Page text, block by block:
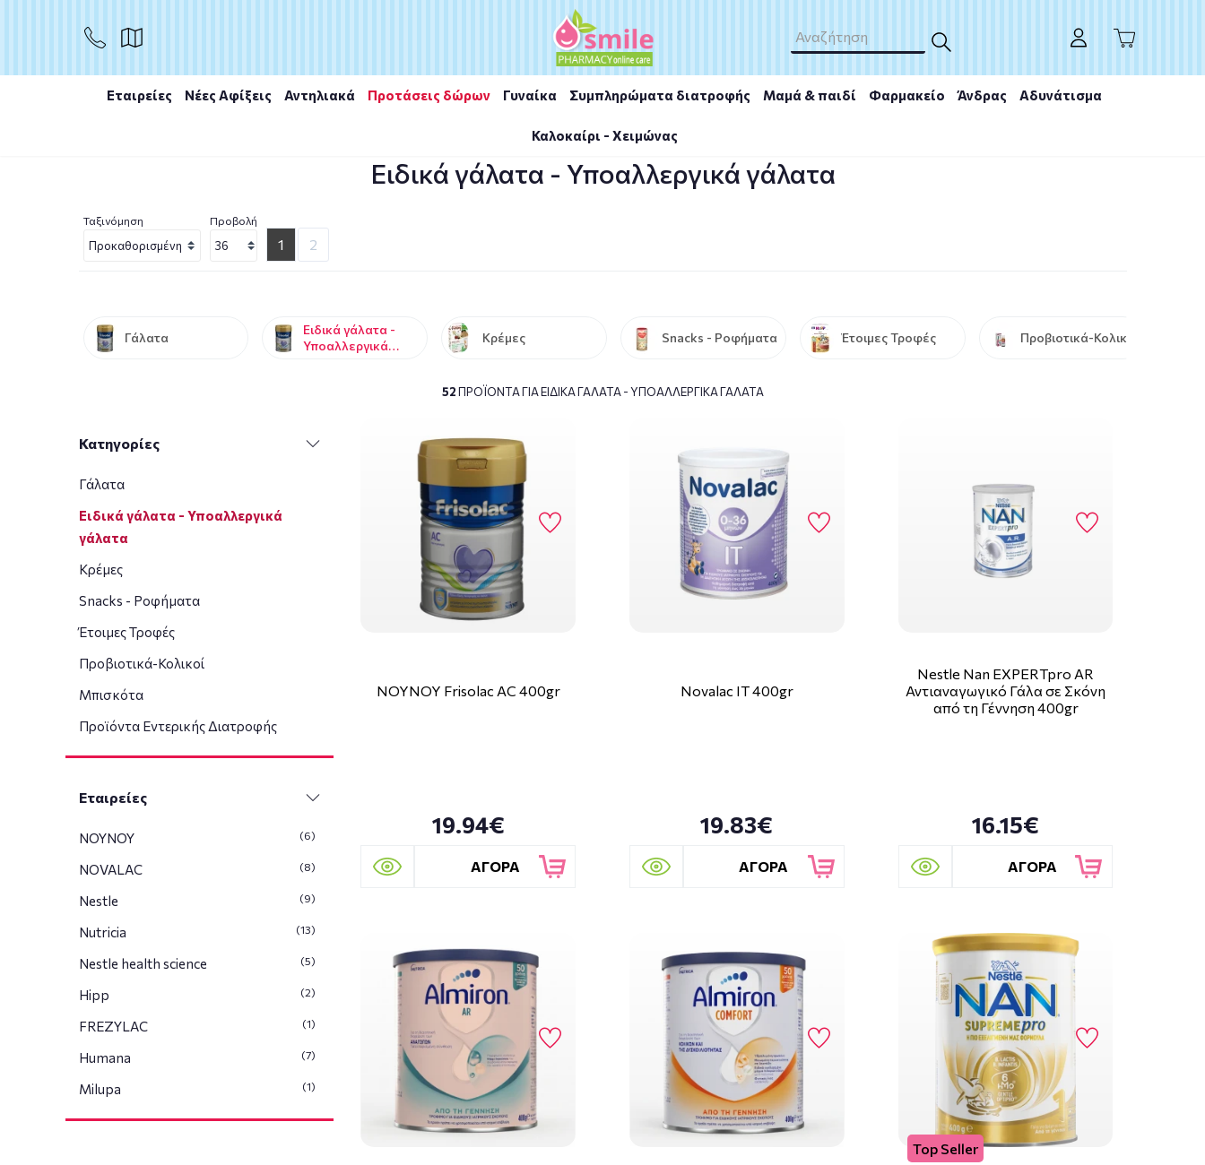
Εταιρείες Νέες Αφίξεις Αντηλιακά Προτάσεις δώρων Γυναίκα Συμπληρώματα διατροφής Μαμά & παιδί Φαρμακείο Άνδρας Αδυνάτισμα
Καλοκαίρι - Χειμώνας
Ειδικά γάλατα - Υποαλλεργικά γάλατα
Ειδικά γάλατα - Υποαλλεργικά γάλατα
Ταξινόμηση Προβολή
1 2
Γάλατα
Ειδικά γάλατα -
Υποαλλεργικά
Κρέμες Snacks - Ροφήματα Έτοιμες Τροφές Προβιοτικά-Κολικοί
52ΠΡΟΪΌΝΤΑ ΓΙΑ ΕΙΔΙΚΆ ΓΆΛΑΤΑ - ΥΠΟΑΛΛΕΡΓΙΚΆ ΓΆΛΑΤΑ
Κατηγορίες
Γάλατα
Ειδικά γάλατα - Υποαλλεργικά
γάλατα
Κρέμες
Snacks - Ροφήματα
Έτοιμες Τροφές
Προβιοτικά-Κολικοί
Μπισκότα
Προϊόντα Εντερικής Διατροφής
Εταιρείες
ΝΟΥΝΟΥ (6)
NOVALAC (8)
Nestle (9)
Nutricia (13)
Nestle health science (5)
Hipp (2)
FREZYLAC (1)
Humana (7)
Milupa (1)
ΝΟΥΝΟΥ Frisolac AC 400gr
19.94€
ΑΓΟΡΑ
Novalac IT 400gr
19.83€
ΑΓΟΡΑ
Nestle Nan EXPERTpro AR
Αντιαναγωγικό Γάλα σε Σκόνη
από τη Γέννηση 400gr
16.15€
ΑΓΟΡΑ
Top Seller